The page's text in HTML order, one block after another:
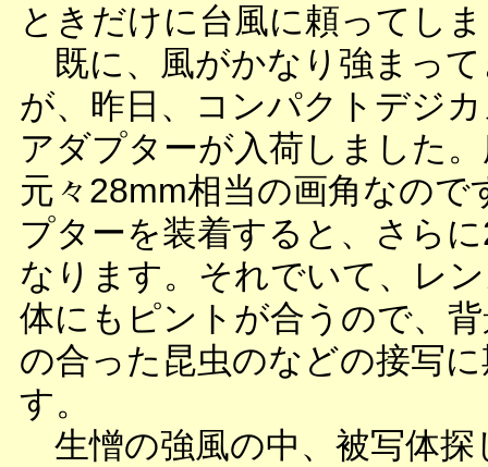
ときだけに台風に頼ってし
既に、風がかなり強まっ
が、昨日、コンパクトデジ
アダプターが入荷しました
元々28mm相当の画角なので
プターを装着すると、さら
なります。それでいて、レ
体にもピントが合うので、
の合った昆虫のなどの接写
す。
生憎の強風の中、被写体探